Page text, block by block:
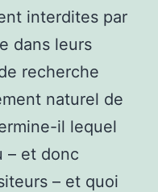
interdites par
dans leurs
recherche
naturel de
il lequel
– et donc
– et quoi